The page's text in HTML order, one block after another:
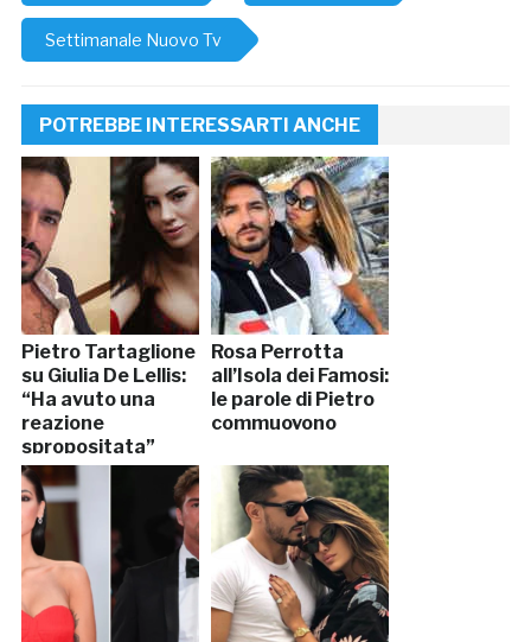
Settimanale Nuovo Tv
POTREBBE INTERESSARTI ANCHE
Pietro Tartaglione
su Giulia De Lellis:
“Ha avuto una
reazione
spropositata”
Rosa Perrotta
all’Isola dei Famosi:
le parole di Pietro
commuovono